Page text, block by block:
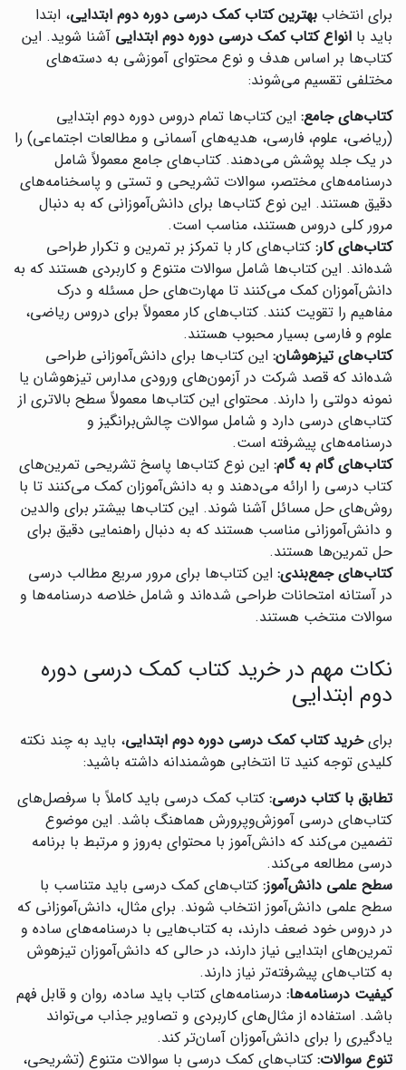
برای انتخاب بهترین کتاب کمک درسی دوره دوم ابتدایی، ابتدا
باید با انواع کتاب کمک درسی دوره دوم ابتدایی آشنا شوید. این
کتاب‌ها بر اساس هدف و نوع محتوای آموزشی به دسته‌های
مختلفی تقسیم می‌شوند:
کتاب‌های جامع: این کتاب‌ها تمام دروس دوره دوم ابتدایی
(ریاضی، علوم، فارسی، هدیه‌های آسمانی و مطالعات اجتماعی) را
در یک جلد پوشش می‌دهند. کتاب‌های جامع معمولاً شامل
درسنامه‌های مختصر، سوالات تشریحی و تستی و پاسخنامه‌های
دقیق هستند. این نوع کتاب‌ها برای دانش‌آموزانی که به دنبال
مرور کلی دروس هستند، مناسب است.
کتاب‌های کار: کتاب‌های کار با تمرکز بر تمرین و تکرار طراحی
شده‌اند. این کتاب‌ها شامل سوالات متنوع و کاربردی هستند که به
دانش‌آموزان کمک می‌کنند تا مهارت‌های حل مسئله و درک
مفاهیم را تقویت کنند. کتاب‌های کار معمولاً برای دروس ریاضی،
علوم و فارسی بسیار محبوب هستند.
کتاب‌های تیزهوشان: این کتاب‌ها برای دانش‌آموزانی طراحی
شده‌اند که قصد شرکت در آزمون‌های ورودی مدارس تیزهوشان یا
نمونه دولتی را دارند. محتوای این کتاب‌ها معمولاً سطح بالاتری از
کتاب‌های درسی دارد و شامل سوالات چالش‌برانگیز و
درسنامه‌های پیشرفته است.
کتاب‌های گام به گام: این نوع کتاب‌ها پاسخ تشریحی تمرین‌های
کتاب درسی را ارائه می‌دهند و به دانش‌آموزان کمک می‌کنند تا با
روش‌های حل مسائل آشنا شوند. این کتاب‌ها بیشتر برای والدین
و دانش‌آموزانی مناسب هستند که به دنبال راهنمایی دقیق برای
حل تمرین‌ها هستند.
کتاب‌های جمع‌بندی: این کتاب‌ها برای مرور سریع مطالب درسی
در آستانه امتحانات طراحی شده‌اند و شامل خلاصه درسنامه‌ها و
سوالات منتخب هستند.
نکات مهم در خرید کتاب کمک درسی دوره
دوم ابتدایی
برایخرید کتاب کمک درسی دوره دوم ابتدایی، باید به چند نکته
کلیدی توجه کنید تا انتخابی هوشمندانه داشته باشید:
تطابق با کتاب درسی: کتاب کمک درسی باید کاملاً با سرفصل‌های
کتاب‌های درسی آموزش‌وپرورش هماهنگ باشد. این موضوع
تضمین می‌کند که دانش‌آموز با محتوای به‌روز و مرتبط با برنامه
درسی مطالعه می‌کند.
سطح علمی دانش‌آموز: کتاب‌های کمک درسی باید متناسب با
سطح علمی دانش‌آموز انتخاب شوند. برای مثال، دانش‌آموزانی که
در دروس خود ضعف دارند، به کتاب‌هایی با درسنامه‌های ساده و
تمرین‌های ابتدایی نیاز دارند، در حالی که دانش‌آموزان تیزهوش
به کتاب‌های پیشرفته‌تر نیاز دارند.
کیفیت درسنامه‌ها: درسنامه‌های کتاب باید ساده، روان و قابل فهم
باشد. استفاده از مثال‌های کاربردی و تصاویر جذاب می‌تواند
یادگیری را برای دانش‌آموزان آسان‌تر کند.
تنوع سوالات: کتاب‌های کمک درسی با سوالات متنوع (تشریحی،